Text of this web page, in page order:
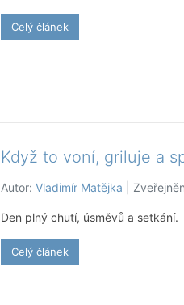
Celý článek
Když to voní, griluje a
Autor: Vladimír Matějka |
Den plný chutí, úsměvů a setkání.
Celý článek